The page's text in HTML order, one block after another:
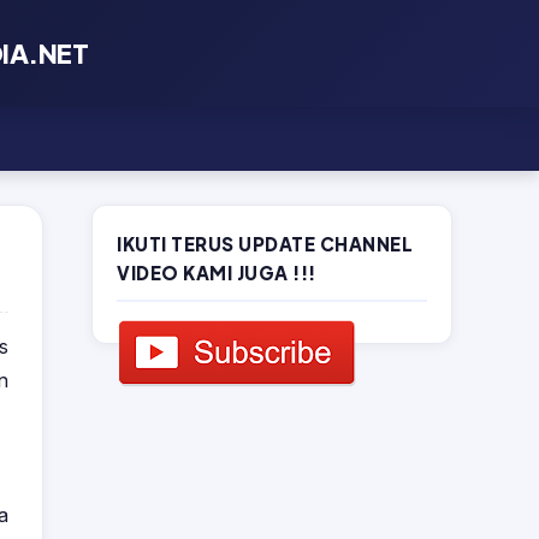
IKUTI TERUS UPDATE CHANNEL
VIDEO KAMI JUGA !!!